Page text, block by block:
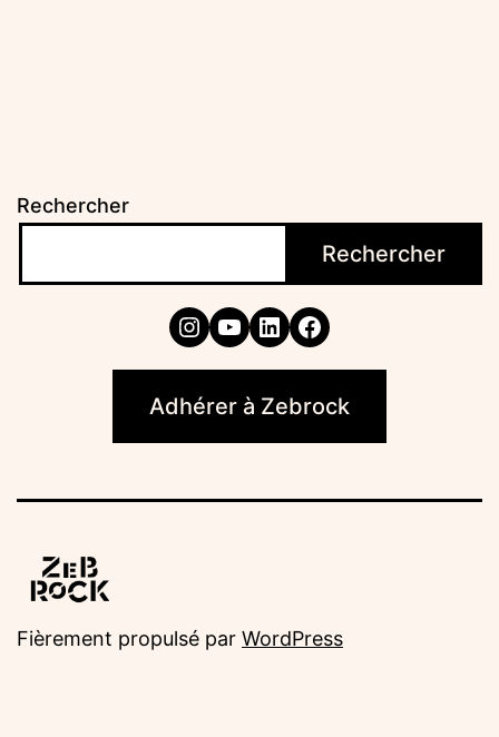
Rechercher
Rechercher
Instagram
YouTube
LinkedIn
Facebook
Adhérer à Zebrock
Fièrement propulsé par WordPress